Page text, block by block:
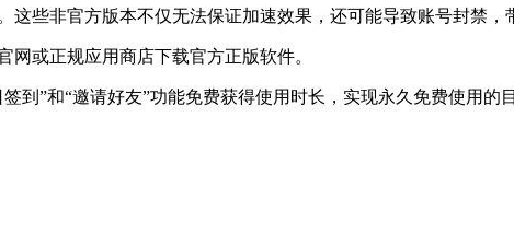
些非官方版本不仅无法保证加速效果，还可能导致账号封禁，
或正规应用商店下载官方正版软件。
到”和“邀请好友”功能免费获得使用时长，实现永久免费使用